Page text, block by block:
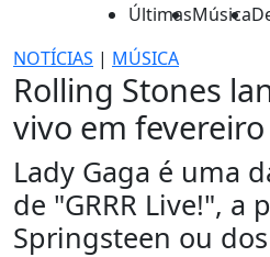
ÚltimasMúsica
NOTÍCIAS | MÚSICA
Rolling Stones
vivo em fevereiro
Lady Gaga é uma
de "GRRR Live!", a
Springsteen ou dos